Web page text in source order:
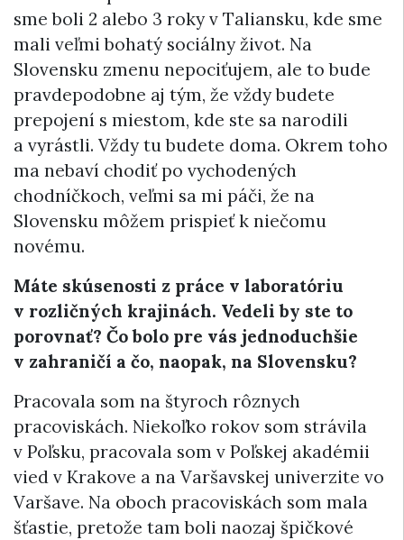
sme boli 2 alebo 3 roky v Taliansku, kde sme
mali veľmi bohatý sociálny život. Na
Slovensku zmenu nepociťujem, ale to bude
pravdepodobne aj tým, že vždy budete
prepojení s miestom, kde ste sa narodili
a vyrástli. Vždy tu budete doma. Okrem toho
ma nebaví chodiť po vychodených
chodníčkoch, veľmi sa mi páči, že na
Slovensku môžem prispieť k niečomu
novému.
Máte skúsenosti z práce v laboratóriu
v rozličných krajinách. Vedeli by ste to
porovnať? Čo bolo pre vás jednoduchšie
v zahraničí a čo, naopak, na Slovensku?
Pracovala som na štyroch rôznych
pracoviskách. Niekoľko rokov som strávila
v Poľsku, pracovala som v Poľskej akadémii
vied v Krakove a na Varšavskej univerzite vo
Varšave. Na oboch pracoviskách som mala
šťastie, pretože tam boli naozaj špičkové